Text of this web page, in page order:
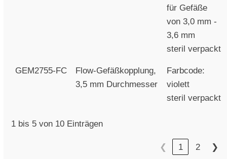
für Gefäße
von 3,0 mm -
3,6 mm
steril verpackt
GEM2755-FC
Flow-Gefäßkopplung,
3,5 mm Durchmesser
Farbcode:
violett
steril verpackt
1 bis 5 von 10 Einträgen
❮ 1 2 ❯